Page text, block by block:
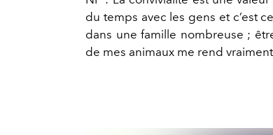
du temps avec les gens et c’est
dans une famille nombreuse ;
de mes animaux me rend